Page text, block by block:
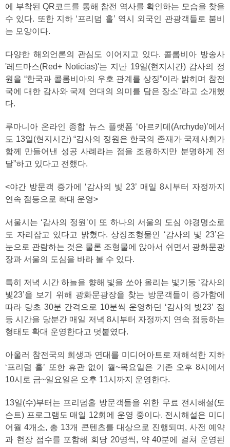
에 부착된 QR코드를 통해 참전 역사를 확인하는 모습을 찾을
수 있다. 또한 지하 ‘프리덤 홀’ 역시 외국인 관광객들로 붐비
는 모양이다.
다양한 해외언론의 관심도 이어지고 있다. 콜롬비아 방송사
'레드마스(Red+ Noticias)'는 지난 19일(현지시간) 감사의 정
원을 “한국과 콜롬비아의 우호 관계를 상징”이라 밝히며 참전
국에 대한 감사와 국제 연대의 의미를 담은 장소"라고 소개했
다.
루마니아 온라인 종합 뉴스 플랫폼 ‘아르키데(Archyde)’에서
도 13일(현지시간) “감사의 정원은 한국의 존재가 국제사회가
함께 만들어낸 성공 사례라는 점을 조용하지만 분명하게 전
달”하고 있다고 전했다.
<야간 방문객 증가에 ‘감사의 빛 23’ 매일 8시부터 자정까지
연속 점등으로 확대 운영>
서울시는 ‘감사의 정원’이 또 하나의 서울의 도심 야경명소로
도 자리잡고 있다고 밝혔다. 상징조형물인 ‘감사의 빛 23’은
눈으로 관람하는 것은 물론 조형물에 앉아서 쉬면서 광화문광
장과 서울의 도심을 바라 볼 수 있다.
특히 저녁 시간 하늘을 향해 빛을 쏘아 올리는 빛기둥 ‘감사의
빛23’을 보기 위해 광화문광장을 찾는 방문객들이 증가함에
따라 당초 30분 간격으로 10분씩 운영하던 ‘감사의 빛23’ 점
등 시간을 당분간 매일 저녁 8시부터 자정까지 연속 점등하는
형태도 확대 운영한다고 덧붙였다.
아울러 참전국의 희생과 연대를 미디어아트로 재해석한 지하
‘프리덤 홀’ 또한 휴관 없이 월~목요일은 기존 오후 8시에서
10시로 금~일요일은 오후 11시까지 운영한다.
13일(수)부터는 프리덤홀 방문객들을 위한 무료 전시해설(도
슨트) 프로그램도 매일 12회에 운영 중이다. 전시해설은 미디
어월 4개소, 총 13개 콘텐츠를 대상으로 진행되며, 사전 예약
과 현장 접수를 포함해 회당 20명씩, 약 40분에 걸쳐 운영된